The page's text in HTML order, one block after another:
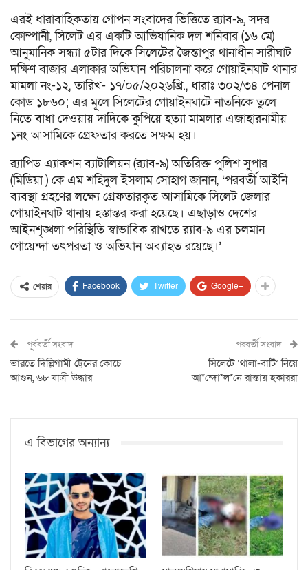
এরই ধারাবাহিকতায় গোপন সংবাদের ভিত্তিতে র‌্যাব-৯, সদর
কোম্পানী, সিলেট এর একটি আভিযানিক দল শনিবার (১৬ মে)
আনুমানিক সন্ধ্যা ৫টার দিকে সিলেটের জৈন্তাপুর থানাধীন সারীঘাট
দক্ষিণ বাজার এলাকার অভিযান পরিচালনা করে গোয়াইনঘাট থানার
মামলা নং-১২, তারিখ- ১৭/০৫/২০২৬খ্রি., ধারাঃ ৩০২/৩৪ পেনাল
কোড ১৮৬০; এর মূলে সিলেটের গোয়াইনঘাটে নাতনিকে তুলে
নিতে বাধা দেওয়ায় দাদিকে কুপিয়ে হত্যা মামলার এজাহারনামীয়
১নং আসামিকে গ্রেফতার করতে সক্ষম হয়।
র‌্যাপিড এ্যাকশন ব্যাটালিয়ন (র‌্যাব-৯) অতিরিক্ত পুলিশ সুপার
(মিডিয়া ) কে এম শহিদুল ইসলাম সোহাগ জানান, ‘পরবর্তী আইনি
ব্যবস্থা গ্রহণের লক্ষ্যে গ্রেফতারকৃত আসামিকে সিলেট জেলার
গোয়াইনঘাট থানায় হস্তান্তর করা হয়েছে। এছাড়াও দেশের
আইনশৃঙ্খলা পরিস্থিতি স্বাভাবিক রাখতে র‌্যাব-৯ এর চলমান
গোয়েন্দা তৎপরতা ও অভিযান অব্যাহত রয়েছে।’
শেয়ার Facebook Twitter Google+
পূর্ববর্তী সংবাদ
ভারতে দিল্লিগামী ট্রেনের কোচে
আগুন, ৬৮ যাত্রী উদ্ধার
পরবর্তী সংবাদ
সিলেটে ‘থালা-বাটি’ নিয়ে
আ*ন্দো*ল*নে রাস্তায় হকাররা
এ বিভাগের অন্যান্য